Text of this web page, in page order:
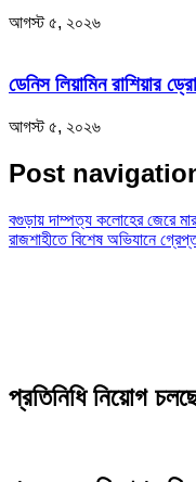
আগস্ট ৫, ২০২৬
ডেনিস লিয়ামিন রাশিয়ার
আগস্ট ৫, ২০২৬
Post
বগুড়ায় দাম্পত্য কলোহের জেরে
রাজশাহীতে বিশেষ অভিযানে
প্রতিনিধি নিয়োগ